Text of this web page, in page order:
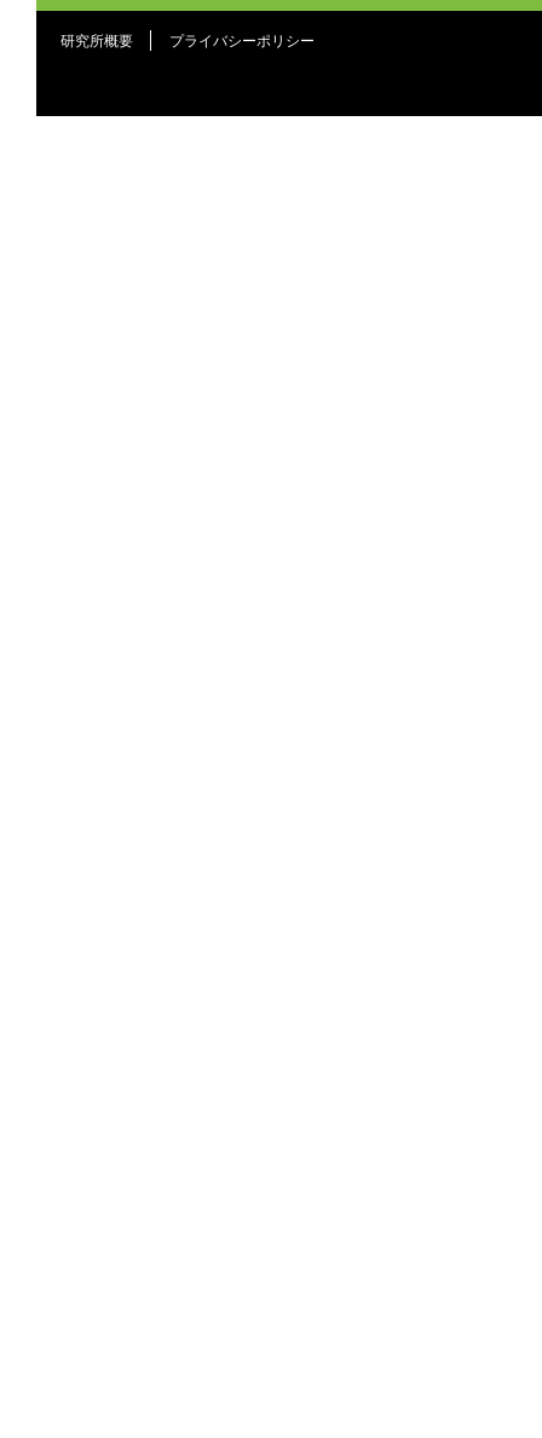
研究所概要 プライバシーポリシー